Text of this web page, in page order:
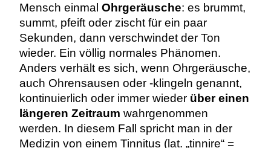
Mensch einmal Ohrgeräusche: es brummt,
summt, pfeift oder zischt für ein paar
Sekunden, dann verschwindet der Ton
wieder. Ein völlig normales Phänomen.
Anders verhält es sich, wenn Ohrgeräusche,
auch Ohrensausen oder -klingeln genannt,
kontinuierlich oder immer wieder über einen
längeren Zeitraum wahrgenommen
werden. In diesem Fall spricht man in der
Medizin von einem Tinnitus (lat. „tinnire“ =